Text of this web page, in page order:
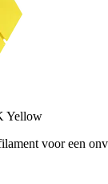
Yellow
voor een